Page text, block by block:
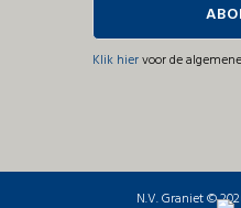
Klik hiervoor de
N.V. Graniet ©